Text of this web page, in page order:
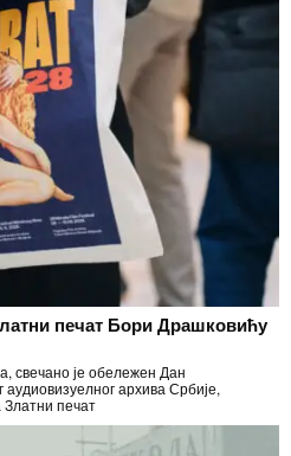
печат Бори Драшковићу
свечано је обележен Дан
аудиовизуелног архива Србије,
Златни печат